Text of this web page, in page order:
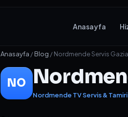
Anasayfa
Anasayfa /Blog / Nordmende Servis
NO
Nordmende TV Servis &